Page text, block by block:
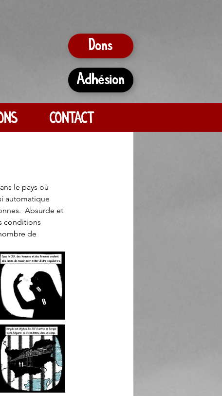
Dons
Adhésion
CONTACT
le pays où
automatique
Absurde et
conditions
de